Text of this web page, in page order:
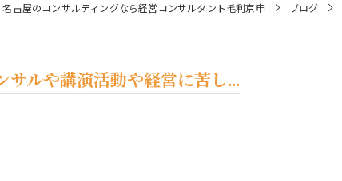
名古屋のコンサルティングなら経営コンサルタント毛利京申 ブログ
ルや講演活動や経営に苦し...